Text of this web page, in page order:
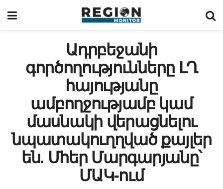
Ադրբեջանի
գործողությունները ԼՂ
հայությանը
ամբողջությամբ կամ
մասնակի վերացնելու
նպատակուղղված քայլեր
են. Մհեր Մարգարյանը՝
ՄԱԿ-ում